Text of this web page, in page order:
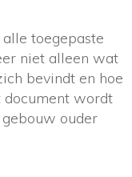
toegepaste
niet alleen wat
bevindt en hoe
document wordt
ouder